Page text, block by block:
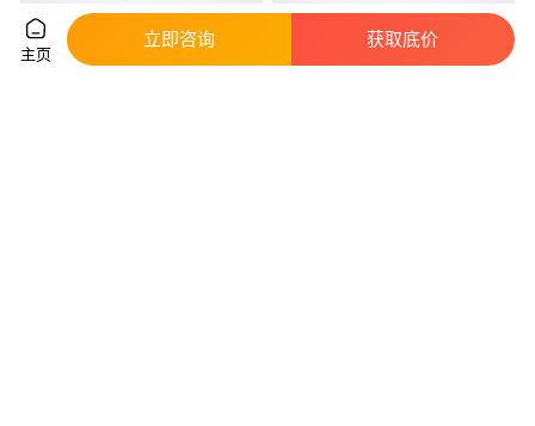
主页
立即咨询 获取底价